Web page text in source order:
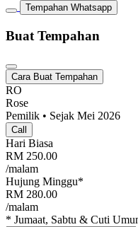
Tempahan Whatsapp
Buat Tempahan
Cara Buat Tempahan
RO
Rose
Pemilik • Sejak Mei 2026
Call
Hari Biasa
RM 250.00
/malam
Hujung Minggu*
RM 280.00
/malam
* Jumaat, Sabtu & Cuti